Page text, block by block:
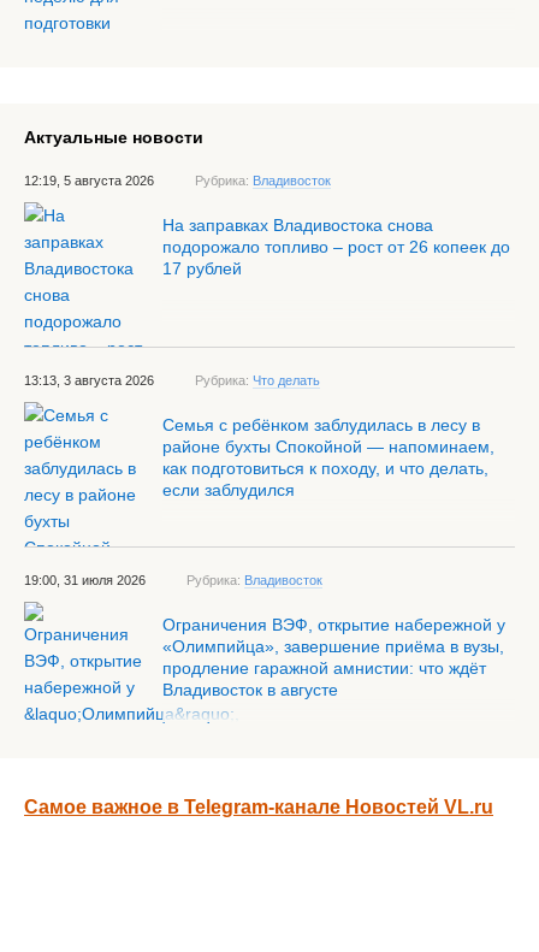
Актуальные новости
12:19, 5 августа 2026 Рубрика: Владивосток
На заправках Владивостока снова
подорожало топливо – рост от 26 копеек до
17 рублей
13:13, 3 августа 2026 Рубрика: Что делать
Семья с ребёнком заблудилась в лесу в
районе бухты Спокойной — напоминаем,
как подготовиться к походу, и что делать,
если заблудился
19:00, 31 июля 2026 Рубрика: Владивосток
Ограничения ВЭФ, открытие набережной у
«Олимпийца», завершение приёма в вузы,
продление гаражной амнистии: что ждёт
Владивосток в августе
Самое важное в Telegram-канале Новостей VL.ru